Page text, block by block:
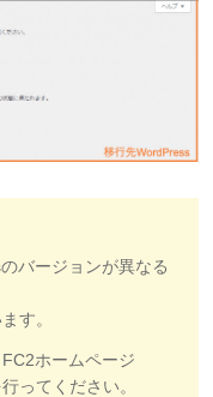
バージョンが異なる
す。
ホームページ
ってください。